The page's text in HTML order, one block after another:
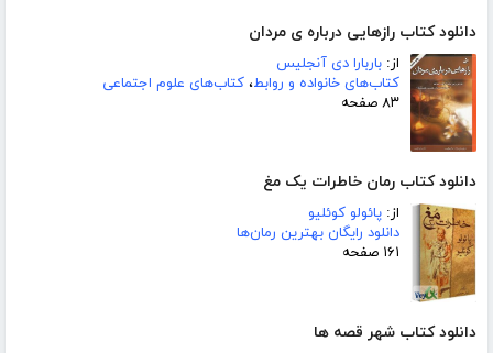
دانلود کتاب رازهایی درباره ی مردان
از: باربارا دی آنجلیس
کتاب‌های خانواده و روابط، کتاب‌های علوم اجتماعی
۸۳ صفحه
دانلود کتاب رمان خاطرات یک مغ
از: پائولو کوئلیو
دانلود رایگان بهترین رمان‌ها
۱۶۱ صفحه
دانلود کتاب شهر قصه ها